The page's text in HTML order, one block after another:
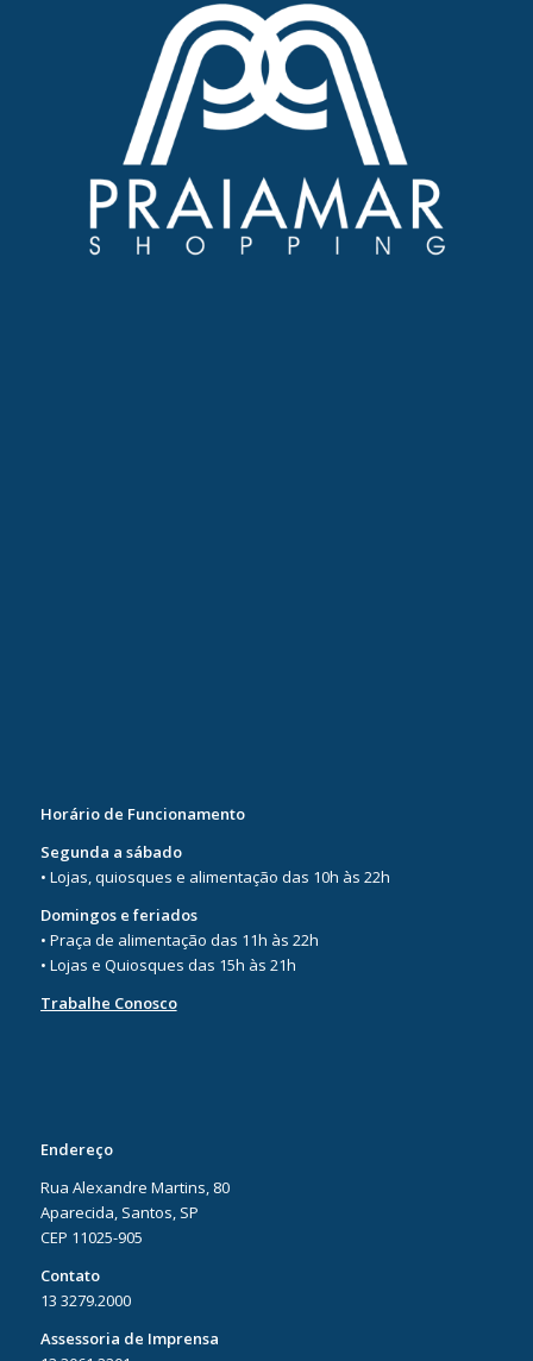
Horário de Funcionamento
Segunda a sábado
• Lojas, quiosques e alimentação das 10h às 22h
Domingos e feriados
• Praça de alimentação das 11h às 22h
• Lojas e Quiosques das 15h às 21h
Trabalhe Conosco
Endereço
Rua Alexandre Martins, 80
Aparecida, Santos, SP
CEP 11025-905
Contato
13 3279.2000
Assessoria de Imprensa